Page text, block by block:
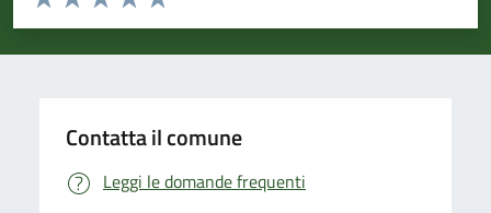
Valuta 5 stelle su 5
Valuta 4 stelle su 5
Valuta 3 stelle su 5
Valuta 2 stelle su 5
Valuta 1 stelle su 5
Contatta il comune
Leggi le domande frequenti